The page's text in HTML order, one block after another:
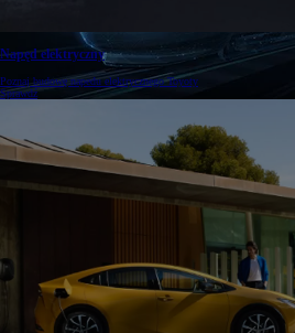
po Europie Toyotą Mirai
Śledź trasę wyprawy Arkadego Fiedlera
Napęd elektryczny
Poznaj budowę napedu elektrycznego Toyoty
Sprawdź